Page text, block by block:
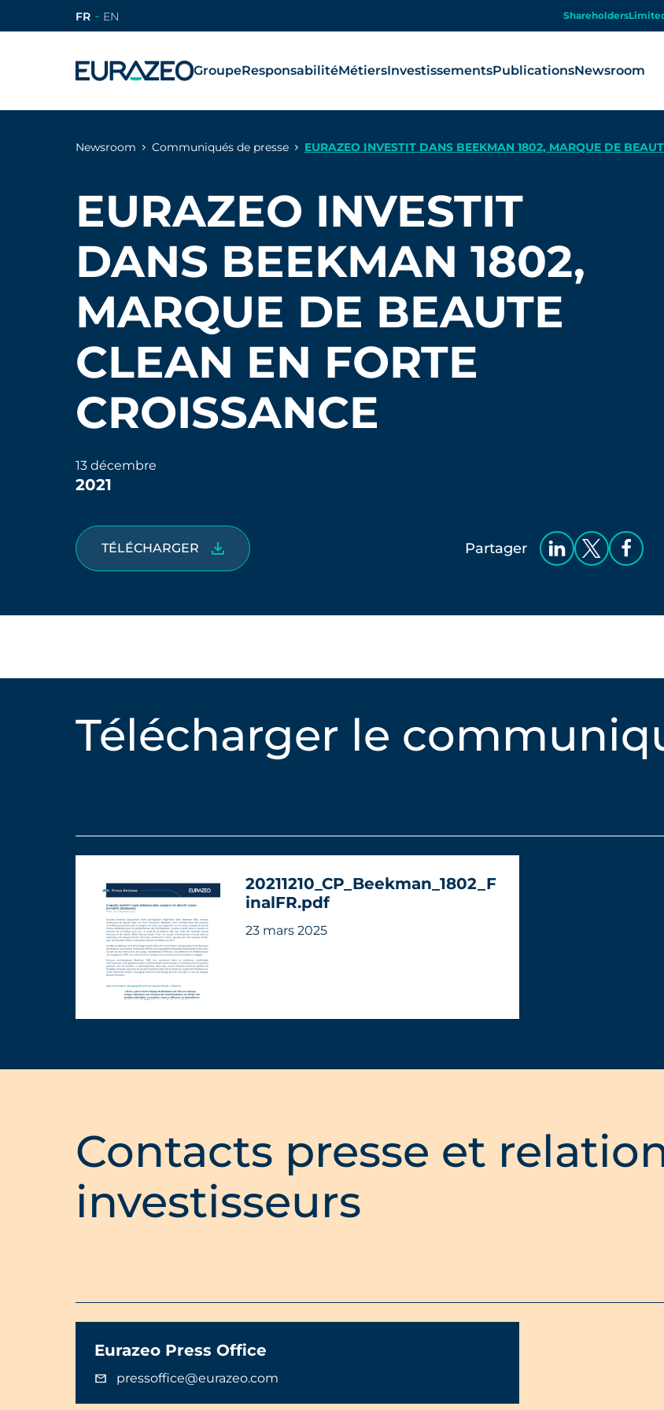
FR EN Shareholders
GroupeResponsabilitéMétiersInvestissementsPublicationsNewsroom
Newsroom Communiqués de presse EURAZEO INVESTIT DANS BEEKMAN 1802, MARQUE DE
EURAZEO INVESTIT
DANS BEEKMAN 1802,
MARQUE DE BEAUTE
CLEAN EN FORTE
CROISSANCE
13 décembre
2021
TÉLÉCHARGER Partager
Télécharger le
20211210_CP_Beekman_1802_F
inalFR.pdf
23 mars 2025
Contacts presse et
investisseurs
Eurazeo Press Office
pressoffice@eurazeo.com